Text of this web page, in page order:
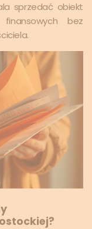
sprzedać obiekt
finansowych bez